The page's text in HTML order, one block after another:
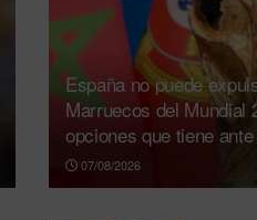
España no puede
Marruecos del Mundial
opciones que tiene
07/08/2026